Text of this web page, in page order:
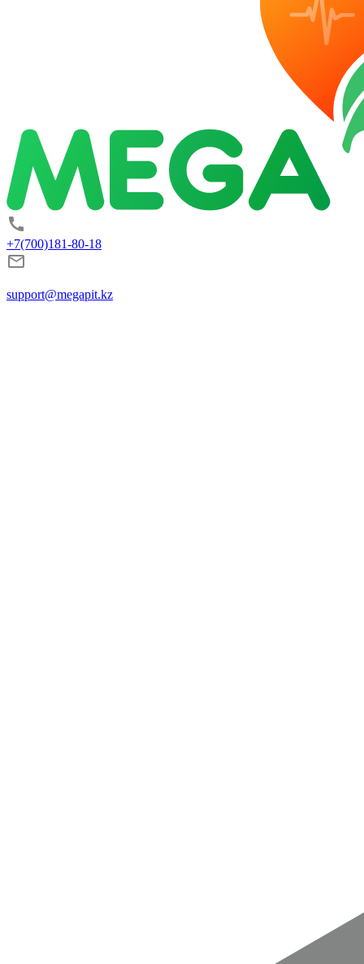
+7(700)181-80-18
support@megapit.kz